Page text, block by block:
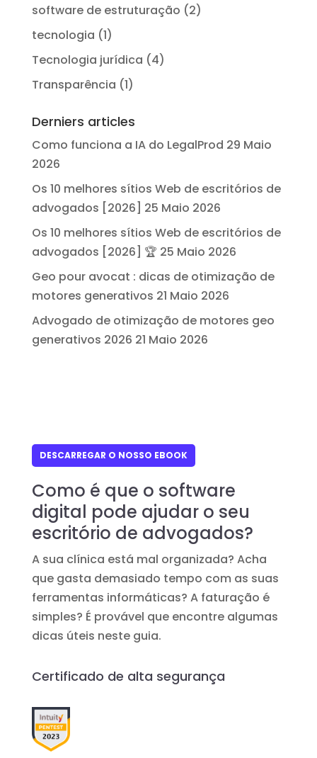
software de estruturação (2)
tecnologia (1)
Tecnologia jurídica (4)
Transparência (1)
Derniers articles
Como funciona a IA do LegalProd 29 Maio
2026
Os 10 melhores sítios Web de escritórios de
advogados [2026] 25 Maio 2026
Os 10 melhores sítios Web de escritórios de
advogados [2026] 🏆 25 Maio 2026
Geo pour avocat : dicas de otimização de
motores generativos 21 Maio 2026
Advogado de otimização de motores geo
generativos 2026 21 Maio 2026
DESCARREGAR O NOSSO EBOOK
Como é que o software
digital pode ajudar o seu
escritório de advogados?
A sua clínica está mal organizada? Acha
que gasta demasiado tempo com as suas
ferramentas informáticas? A faturação é
simples? É provável que encontre algumas
dicas úteis neste guia.
Certificado de alta segurança